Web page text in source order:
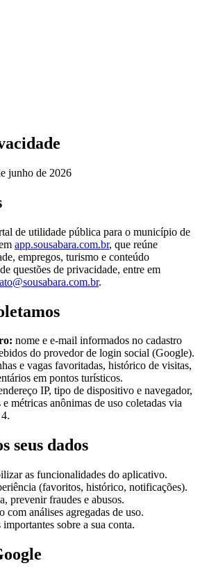
junho de 2026
de utilidade pública para o município de
app.sousabara.com.br, que reúne
empregos, turismo e conteúdo
questões de privacidade, entre em
.
nome e e-mail informados no cadastro
do provedor de login social (Google).
e vagas favoritadas, histórico de visitas,
em pontos turísticos.
IP, tipo de dispositivo e navegador,
e métricas anônimas de uso coletadas via
seus dados
as funcionalidades do aplicativo.
(favoritos, histórico, notificações).
prevenir fraudes e abusos.
com análises agregadas de uso.
sobre a sua conta.